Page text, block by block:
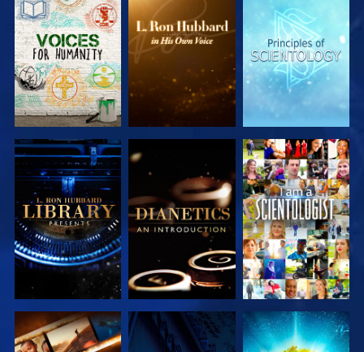
VERKEN DE
SERIE
VERKEN DE
SERIE
VERKEN DE
SERIE
VERKEN DE
SERIE
VERKEN DE
SERIE
KIJK